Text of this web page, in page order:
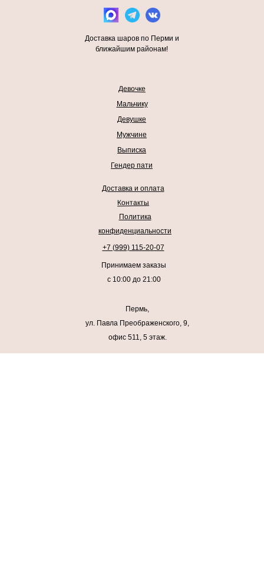
Доставка шаров по Перми и
ближайшим районам!
Девочке
Мальчику
Девушке
Мужчине
Выписка
Гендер пати
Принимаем заказы
с 10:00 до 21:00
Пермь,
ул. Павла Преображенского, 9,
офис 511, 5 этаж.
Доставка и оплата
Политика
конфиденциальности
Контакты
+7 (999) 115-20-07